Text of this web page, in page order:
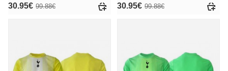
30.95€ 99.88€ 30.95€ 99.88€